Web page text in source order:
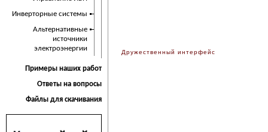
Инверторные системы
Альтернативные
источники
электроэнергии
Примеры наших работ
Ответы на вопросы
Файлы для скачивания
Дружественный интерфейс